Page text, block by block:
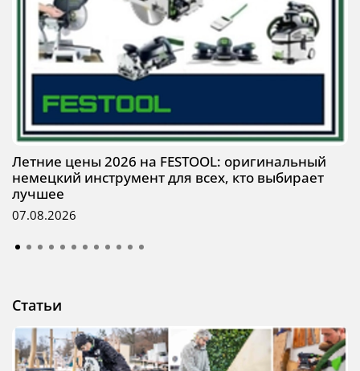
Летние цены 2026 на FESTOOL: оригинальный
немецкий инструмент для всех, кто выбирает
лучшее
07.08.2026
Статьи